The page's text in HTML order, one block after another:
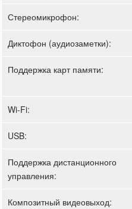
Стереомикрофон:
Диктофон (аудиозаметки):
Поддержка карт памяти:
Wi-Fi:
USB:
Поддержка дистанционного
управления:
Композитный видеовыход: